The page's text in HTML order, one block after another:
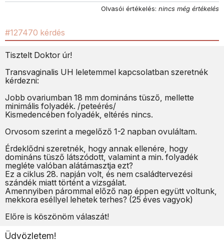
Olvasói értékelés: nincs még értékelés
#127470 kérdés
Tisztelt Doktor úr!
Transvaginalis UH leletemmel kapcsolatban szeretnék
kérdezni:
Jobb ovariumban 18 mm domináns tüsző, mellette
minimális folyadék. /peteérés/
Kismedencében folyadék, eltérés nincs.
Orvosom szerint a megelőző 1-2 napban ovuláltam.
Érdeklődni szeretnék, hogy annak ellenére, hogy
domináns tüsző látszódott, valamint a min. folyadék
megléte valóban alátámasztja ezt?
Ez a ciklus 28. napján volt, és nem családtervezési
szándék miatt történt a vizsgálat.
Amennyiben párommal előző nap éppen együtt voltunk,
mekkora eséllyel lehetek terhes? (25 éves vagyok)
Előre is köszönöm válaszát!
Üdvözletem!